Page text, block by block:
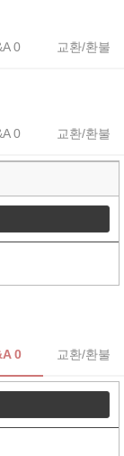
0 교환/환불
0 교환/환불
0 교환/환불